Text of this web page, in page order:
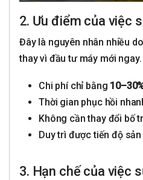
2. Ưu điểm của việc
Đây là nguyên nhân nhiều
thay vì đầu tư máy mới ngay.
Chi phí chỉ bằng
Thời gian phục hồi
Không cần thay đổi bố
Duy trì được tiến độ
3. Hạn chế của việc